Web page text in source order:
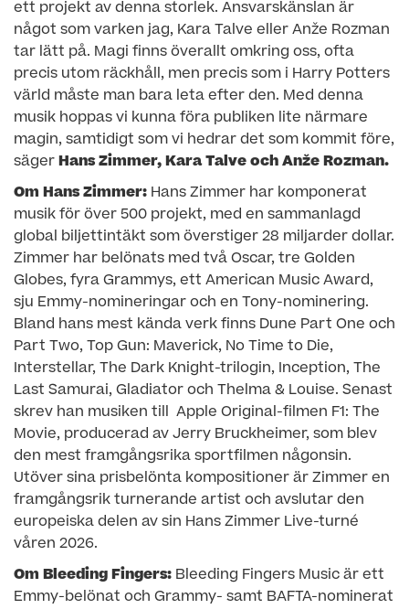
ett projekt av denna storlek. Ansvarskänslan är
något som varken jag, Kara Talve eller Anže Rozman
tar lätt på. Magi finns överallt omkring oss, ofta
precis utom räckhåll, men precis som i Harry Potters
värld måste man bara leta efter den. Med denna
musik hoppas vi kunna föra publiken lite närmare
magin, samtidigt som vi hedrar det som kommit före,
säger Hans Zimmer, Kara Talve och Anže Rozman.
Om Hans Zimmer: Hans Zimmer har komponerat
musik för över 500 projekt, med en sammanlagd
global biljettintäkt som överstiger 28 miljarder dollar.
Zimmer har belönats med två Oscar, tre Golden
Globes, fyra Grammys, ett American Music Award,
sju Emmy-nomineringar och en Tony-nominering.
Bland hans mest kända verk finns Dune Part One och
Part Two, Top Gun: Maverick, No Time to Die,
Interstellar, The Dark Knight-trilogin, Inception, The
Last Samurai, Gladiator och Thelma & Louise. Senast
skrev han musiken till Apple Original-filmen F1: The
Movie, producerad av Jerry Bruckheimer, som blev
den mest framgångsrika sportfilmen någonsin.
Utöver sina prisbelönta kompositioner är Zimmer en
framgångsrik turnerande artist och avslutar den
europeiska delen av sin Hans Zimmer Live-turné
våren 2026.
Om Bleeding Fingers: Bleeding Fingers Music är ett
Emmy-belönat och Grammy- samt BAFTA-nominerat